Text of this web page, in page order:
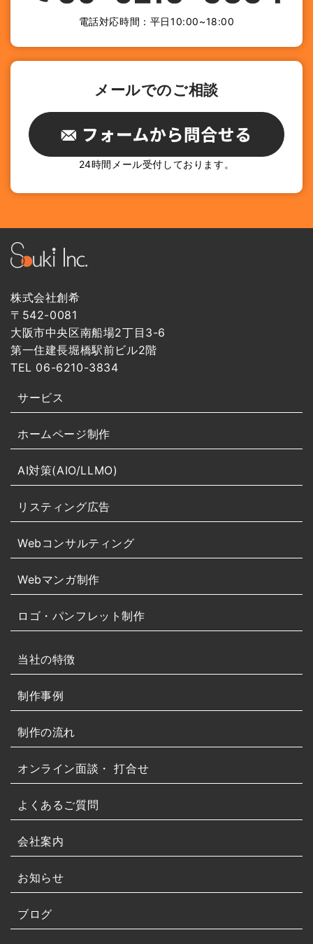
電話対応時間：平日10:00~18:00
メールでのご相談
24時間メール受付しております。
株式会社創希
〒542-0081
大阪市中央区南船場2丁目3-6
第一住建長堀橋駅前ビル2階
TEL 06-6210-3834
サービス
ホームページ制作
AI対策(AIO/LLMO)
リスティング広告
Webコンサルティング
Webマンガ制作
ロゴ・パンフレット制作
当社の特徴
制作事例
制作の流れ
オンライン面談・ 打合せ
よくあるご質問
会社案内
お知らせ
ブログ